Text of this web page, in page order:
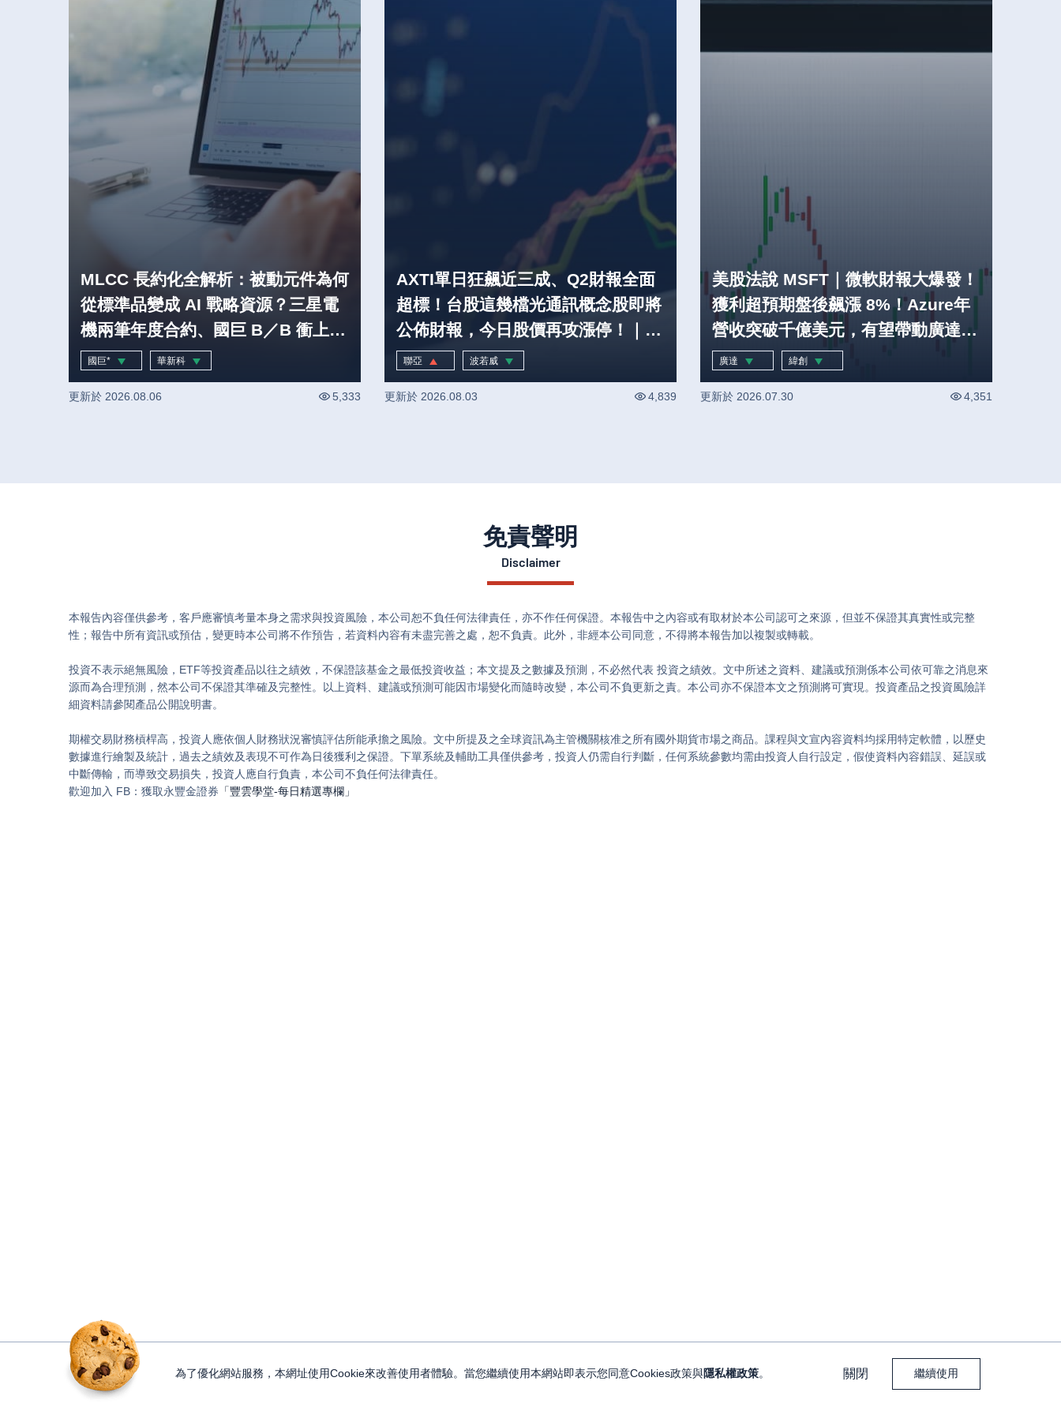
MLCC 長約化全解析：被動元件為何
從標準品變成 AI 戰略資源？三星電
機兩筆年度合約、國巨 B／B 衝上
2.2 與客戶溢價鎖產能的完整投資地
圖｜股市話題
國巨*
-1.21%
華新科
-1.35%
更新於 2026.08.06 5,333
AXTI單日狂飆近三成、Q2財報全面
超標！台股這幾檔光通訊概念股即將
公佈財報，今日股價再攻漲停！｜股
市話題
聯亞
9.95%
波若威
-1.52%
更新於 2026.08.03 4,839
美股法說 MSFT｜微軟財報大爆發！
獲利超預期盤後飆漲 8%！Azure年
營收突破千億美元，有望帶動廣達、
緯創行情 (MSFT US)
廣達
-0.33%
緯創
-2.59%
更新於 2026.07.30 4,351
免責聲明
Disclaimer
本報告內容僅供參考，客戶應審慎考量本身之需求與投資風險，本公司恕不負任何法律責任，亦不作任何保證。本報告中之內容或有取材於本公司認可之來源，但並不保證其真實性或完整
性；報告中所有資訊或預估，變更時本公司將不作預告，若資料內容有未盡完善之處，恕不負責。此外，非經本公司同意，不得將本報告加以複製或轉載。
投資不表示絕無風險，ETF等投資產品以往之績效，不保證該基金之最低投資收益；本文提及之數據及預測，不必然代表 投資之績效。文中所述之資料、建議或預測係本公司依可靠之消息來
源而為合理預測，然本公司不保證其準確及完整性。以上資料、建議或預測可能因市場變化而隨時改變，本公司不負更新之責。本公司亦不保證本文之預測將可實現。投資產品之投資風險詳
細資料請參閱產品公開說明書。
期權交易財務槓桿高，投資人應依個人財務狀況審慎評估所能承擔之風險。文中所提及之全球資訊為主管機關核准之所有國外期貨市場之商品。課程與文宣內容資料均採用特定軟體，以歷史
數據進行繪製及統計，過去之績效及表現不可作為日後獲利之保證。下單系統及輔助工具僅供參考，投資人仍需自行判斷，任何系統參數均需由投資人自行設定，假使資料內容錯誤、延誤或
中斷傳輸，而導致交易損失，投資人應自行負責，本公司不負任何法律責任。
歡迎加入 FB：獲取永豐金證券 「豐雲學堂-每日精選專欄」
為了優化網站服務，本網址使用Cookie來改善使用者體驗。當您繼續使用本網站即表示您同意Cookies政策與隱私權政策。 關閉 繼續使用